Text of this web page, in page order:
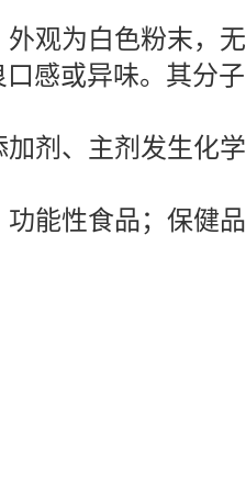
观为白色粉末，无
感或异味。其分子
剂、主剂发生化学
能性食品；保健品